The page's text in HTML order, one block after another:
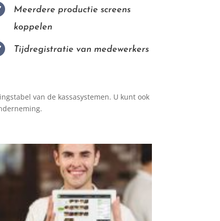
Meerdere productie screens
koppelen
Tijdregistratie van medewerkers
van de kassasystemen. U kunt ook